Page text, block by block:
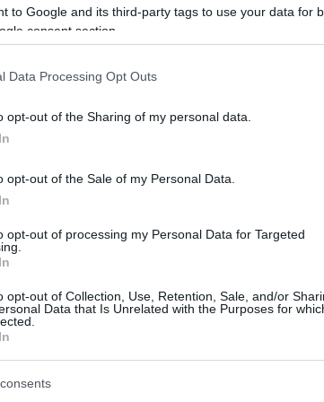
to Google and its third-party tags to use your data for
consent section.
Data Processing Opt Outs
opt-out of the Sharing of my personal data.
opt-out of the Sale of my Personal Data.
opt-out of processing my Personal Data for Targeted
opt-out of Collection, Use, Retention, Sale, and/or
Data that Is Unrelated with the Purposes for
με το Κατάρ, η άνοδος των τιμών
και οι... ευχές για «υγεία και ψυχική
το έργο
Ο Κυριάκος Μητσοτάκης
της κυβέρνησης να ξεπεράσει τα εμπόδια και
να βάλουν πιο βαθιά το χέρι στην
οι τρεις κομβικές Κοινές Υπουργικές
Επιτάχυνση των
81